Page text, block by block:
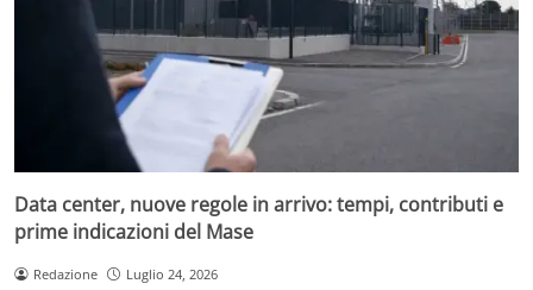
Data center, nuove regole in arrivo: tempi, contributi e
prime indicazioni del Mase
Redazione Luglio 24, 2026